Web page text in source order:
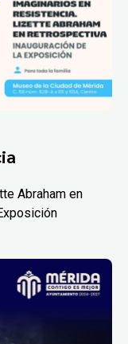
Abraham en